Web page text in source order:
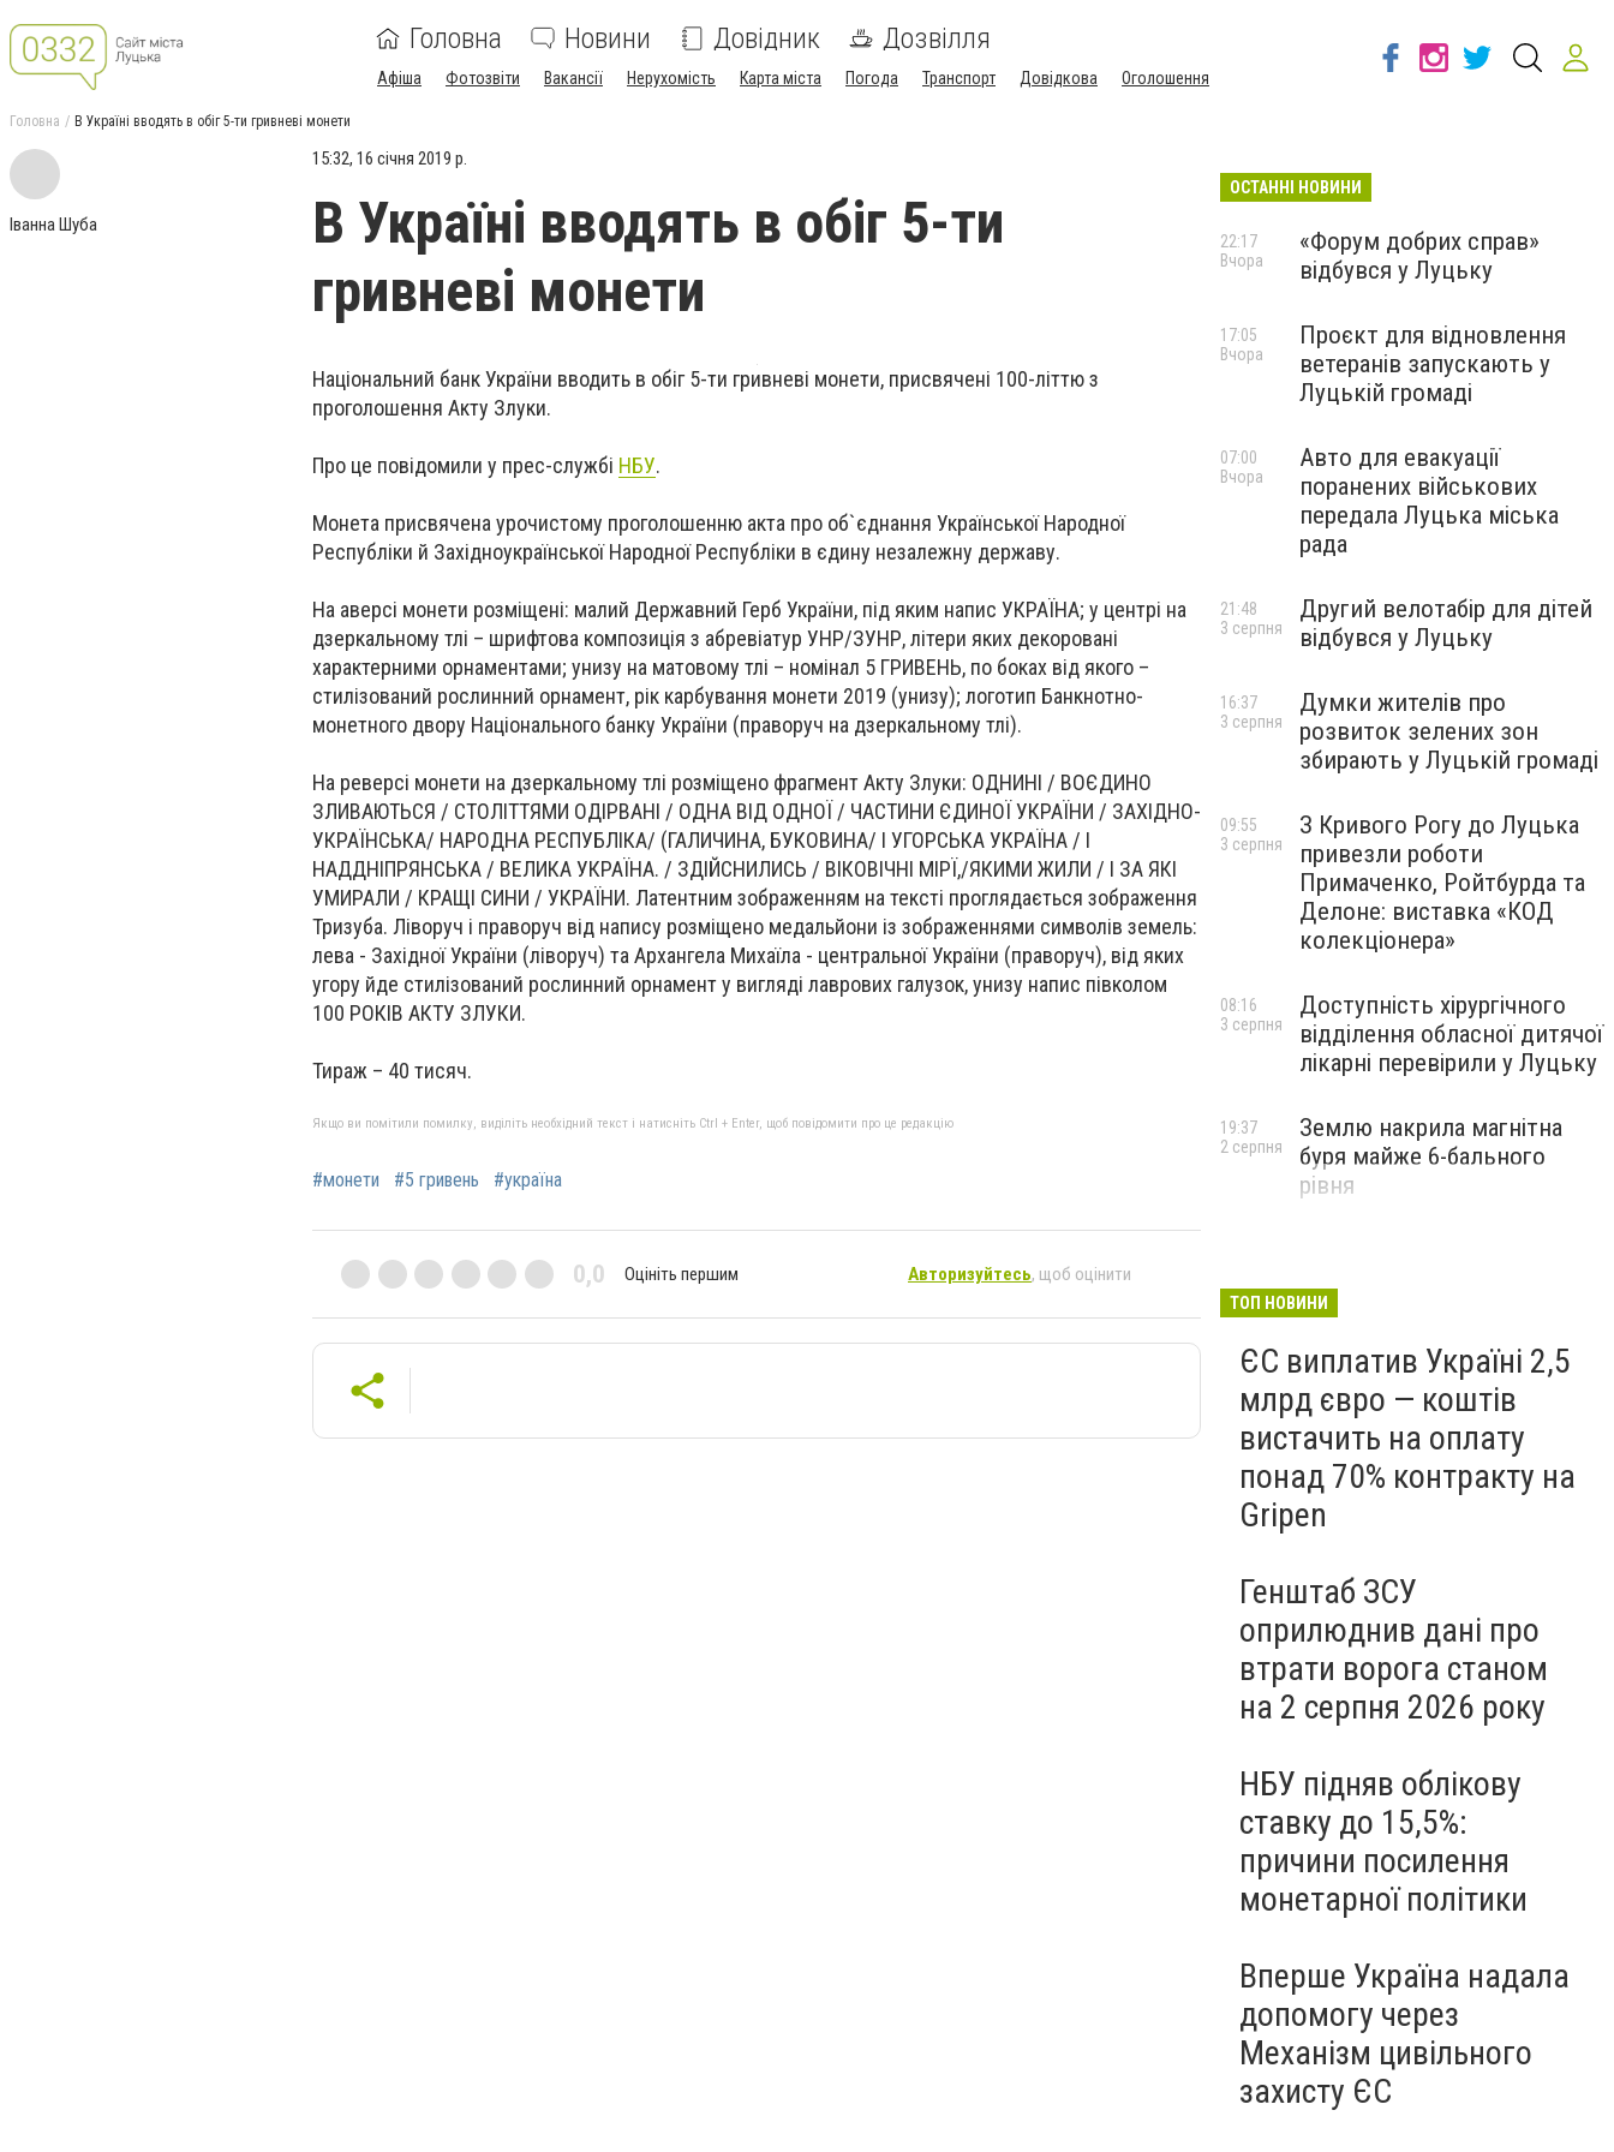
Головна Новини Довідник Дозвілля
Афіша Фотозвіти Вакансії Нерухомість Карта міста Погода Транспорт Довідкова Оголошення
Головна В Україні вводять в обіг 5-ти гривневі монети
Іванна Шуба
15:32, 16 січня 2019 р.
В Україні вводять в обіг 5-ти
гривневі монети
Національний банк України вводить в обіг 5-ти гривневі монети, присвячені 100-літтю з
проголошення Акту Злуки.
Про це повідомили у прес-службі НБУ.
Монета присвячена урочистому проголошенню акта про об`єднання Української Народної
Республіки й Західноукраїнської Народної Республіки в єдину незалежну державу.
На аверсі монети розміщені: малий Державний Герб України, під яким напис УКРАЇНА; у центрі на
дзеркальному тлі – шрифтова композиція з абревіатур УНР/ЗУНР, літери яких декоровані
характерними орнаментами; унизу на матовому тлі – номінал 5 ГРИВЕНЬ, по боках від якого –
стилізований рослинний орнамент, рік карбування монети 2019 (унизу); логотип Банкнотно-
монетного двору Національного банку України (праворуч на дзеркальному тлі).
На реверсі монети на дзеркальному тлі розміщено фрагмент Акту Злуки: ОДНИНІ / ВОЄДИНО
ЗЛИВАЮТЬСЯ / СТОЛІТТЯМИ ОДІРВАНІ / ОДНА ВІД ОДНОЇ / ЧАСТИНИ ЄДИНОЇ УКРАЇНИ / ЗАХІДНО-
УКРАЇНСЬКА/ НАРОДНА РЕСПУБЛІКА/ (ГАЛИЧИНА, БУКОВИНА/ І УГОРСЬКА УКРАЇНА / І
НАДДНІПРЯНСЬКА / ВЕЛИКА УКРАЇНА. / ЗДІЙСНИЛИСЬ / ВІКОВІЧНІ МІРЇ,/ЯКИМИ ЖИЛИ / І ЗА ЯКІ
УМИРАЛИ / КРАЩІ СИНИ / УКРАЇНИ. Латентним зображенням на тексті проглядається зображення
Тризуба. Ліворуч і праворуч від напису розміщено медальйони із зображеннями символів земель:
лева - Західної України (ліворуч) та Архангела Михаїла - центральної України (праворуч), від яких
угору йде стилізований рослинний орнамент у вигляді лаврових галузок, унизу напис півколом
100 РОКІВ АКТУ ЗЛУКИ.
Тираж – 40 тисяч.
Якщо ви помітили помилку, виділіть необхідний текст і натисніть Ctrl + Enter, щоб повідомити про це редакцію
#монети #5 гривень #україна
0,0 Оцініть першим Авторизуйтесь, щоб оцінити
ОСТАННІ НОВИНИ
«Форум добрих справ»
відбувся у Луцьку
22:17
Вчора
Проєкт для відновлення
ветеранів запускають у
Луцькій громаді
17:05
Вчора
Авто для евакуації
поранених військових
передала Луцька міська
рада
07:00
Вчора
Другий велотабір для дітей
відбувся у Луцьку
21:48
3 серпня
Думки жителів про
розвиток зелених зон
збирають у Луцькій громаді
16:37
3 серпня
З Кривого Рогу до Луцька
привезли роботи
Примаченко, Ройтбурда та
Делоне: виставка «КОД
колекціонера»
09:55
3 серпня
Доступність хірургічного
відділення обласної дитячої
лікарні перевірили у Луцьку
08:16
3 серпня
Землю накрила магнітна
буря майже 6-бального
рівня
19:37
2 серпня
ТОП НОВИНИ
ЄС виплатив Україні 2,5
млрд євро — коштів
вистачить на оплату
понад 70% контракту на
Gripen
Генштаб ЗСУ
оприлюднив дані про
втрати ворога станом
на 2 серпня 2026 року
НБУ підняв облікову
ставку до 15,5%:
причини посилення
монетарної політики
Вперше Україна надала
допомогу через
Механізм цивільного
захисту ЄС